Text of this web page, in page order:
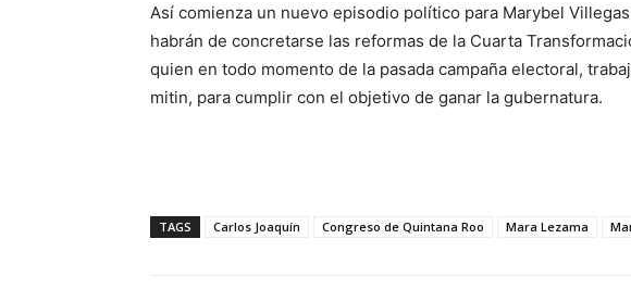
Así comienza un nuevo episodio político para Marybel
habrán de concretarse las reformas de la Cuarta
quien en todo momento de la pasada campaña electoral,
mitin, para cumplir con el objetivo de ganar la gubernatura.
TAGS Carlos Joaquín Congreso de Quintana Roo Mara Lezama